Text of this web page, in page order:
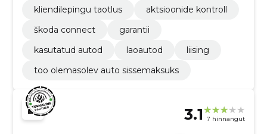
kliendilepingu taotlus
aktsioonide kontroll
škoda connect
garantii
kasutatud autod
laoautod
liising
too olemasolev auto sissemaksuks
3.1 7 hinnangut